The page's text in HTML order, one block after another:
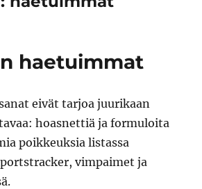
haetuimmat
eivät tarjoa juurikaan
hoasnettiä ja formuloita
poikkeuksia listassa
vimpaimet ja